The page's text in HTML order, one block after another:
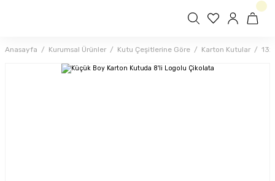
Anasayfa Kurumsal Ürünler Kutu Çeşitlerine Göre Karton Kutular